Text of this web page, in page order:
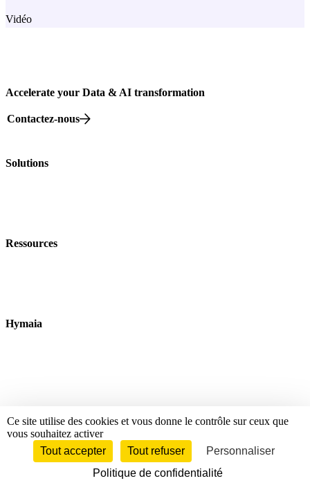
Vidéo
Accelerate your Data & AI transformation
Contactez-nous
Solutions
Ressources
Hymaia
© 2026 Hymaïa. Tous droits réservés.
Politique de confidentialitéMentions légales
Ce site utilise des cookies et vous donne le contrôle sur ceux que
vous souhaitez activer
Tout accepter
Tout refuser
Personnaliser
Politique de confidentialité